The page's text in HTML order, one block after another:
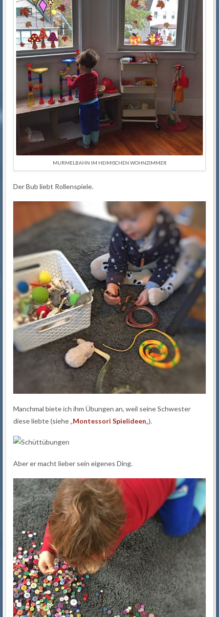
MURMELBAHN IM HEIMISCHEN WOHNZIMMER
Der Bub liebt Rollenspiele.
Manchmal biete ich ihm Übungen an, weil seine Schwester
diese liebte (siehe „Montessori Spielideen„).
Aber er macht lieber sein eigenes Ding.